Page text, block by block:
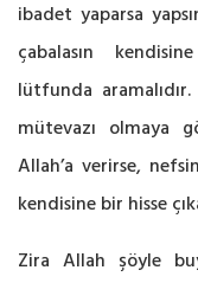
ibadet yaparsa
çabalasın
lütfunda
mütevazı olmaya
Allah’a verirse,
kendisine bir hisse
Zira Allah şöyle